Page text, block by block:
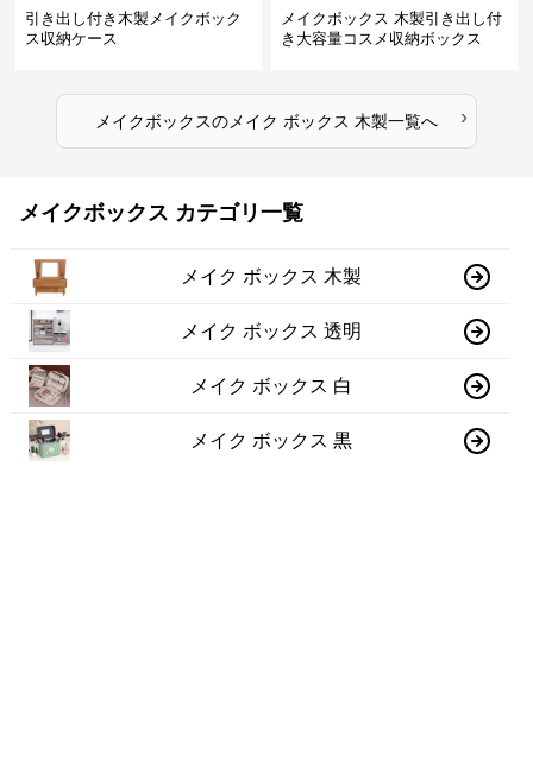
引き出し付き木製メイクボック
ス収納ケース
メイクボックス 木製引き出し付
き大容量コスメ収納ボックス
メイクボックスのメイク ボックス 木製一覧へ ›
メイクボックス カテゴリ一覧
メイク ボックス 木製
メイク ボックス 透明
メイク ボックス 白
メイク ボックス 黒